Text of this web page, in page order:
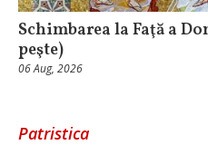
Schimbarea la Faţă a
peşte)
06 Aug, 2026
Patristica